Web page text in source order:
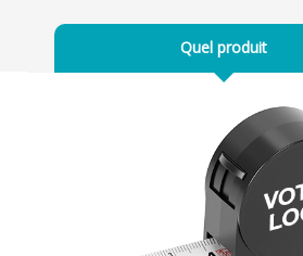
Quel produit